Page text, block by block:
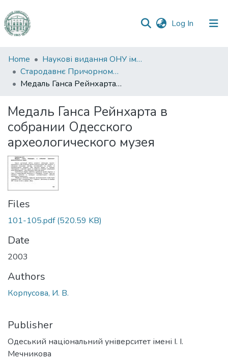
Log In (current)
Communities
&
Collections
Statistics
Home
Наукові видання ОНУ імені І. І. Мечникова
Стародавнє Причорномор’я
Медаль Ганса Рейнхарта в собрании Одесского археологического музея
Медаль Ганса Рейнхарта в
собрании Одесского
археологического музея
Files
101-105.pdf(520.59 KB)
Date
2003
Authors
Корпусова, И. В.
Publisher
Одеський національний університет імені І. І.
Мечникова